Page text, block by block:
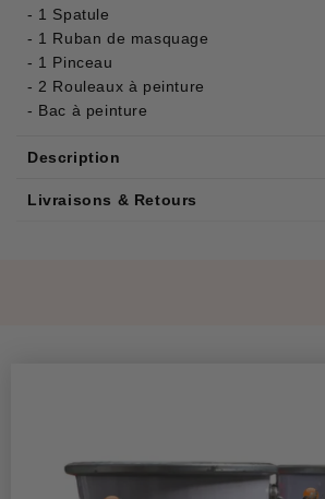
- 1 Spatule
- 1 Ruban de masquage
- 1 Pinceau
- 2 Rouleaux à peinture
- Bac à peinture
Description
Livraisons & Retours